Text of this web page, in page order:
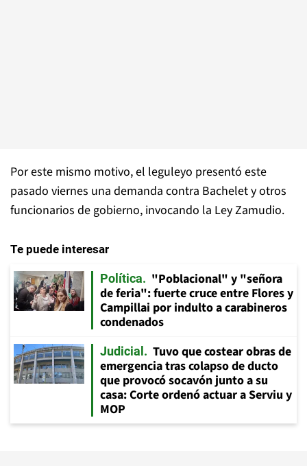
Por este mismo motivo, el leguleyo presentó este
pasado viernes una demanda contra Bachelet y otros
funcionarios de gobierno, invocando la Ley Zamudio.
Te puede interesar
Política
"Poblacional" y "señora
de feria": fuerte cruce entre Flores y
Campillai por indulto a carabineros
condenados
Judicial
Tuvo que costear obras de
emergencia tras colapso de ducto
que provocó socavón junto a su
casa: Corte ordenó actuar a Serviu y
MOP